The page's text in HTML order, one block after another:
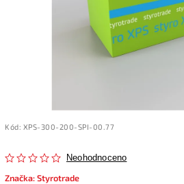
Kód: XPS-300-200-SPI-00.77
Neohodnoceno
Značka:Styrotrade